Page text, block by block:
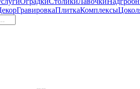
ГравировкаПлиткаКомплексы